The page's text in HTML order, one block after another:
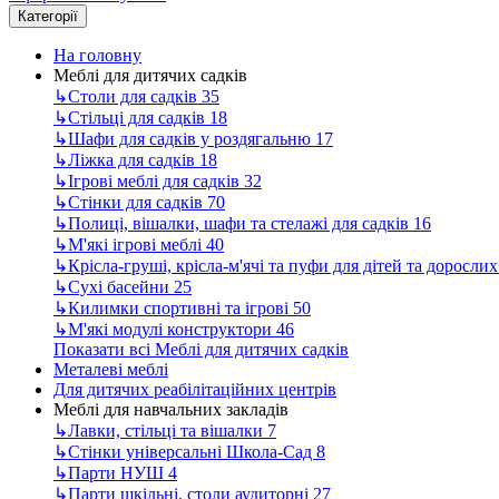
Категорії
На головну
Меблі для дитячих садків
↳Столи для садків 35
↳Стільці для садків 18
↳Шафи для садків у роздягальню 17
↳Ліжка для садків 18
↳Ігрові меблі для садків 32
↳Стінки для садків 70
↳Полиці, вішалки, шафи та стелажі для садків 16
↳М'які ігрові меблі 40
↳Крісла-груші, крісла-м'ячі та пуфи для дітей та
↳Сухі басейни 25
↳Килимки спортивні та ігрові 50
↳М'які модулі конструктори 46
Показати всі Меблі для дитячих садків
Металеві меблі
Для дитячих реабілітаційних центрів
Меблі для навчальних закладів
↳Лавки, стільці та вішалки 7
↳Стінки універсальні Школа-Сад 8
↳Парти НУШ 4
↳Парти шкільні, столи аудиторні 27